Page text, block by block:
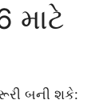
માટે
બની શકે: